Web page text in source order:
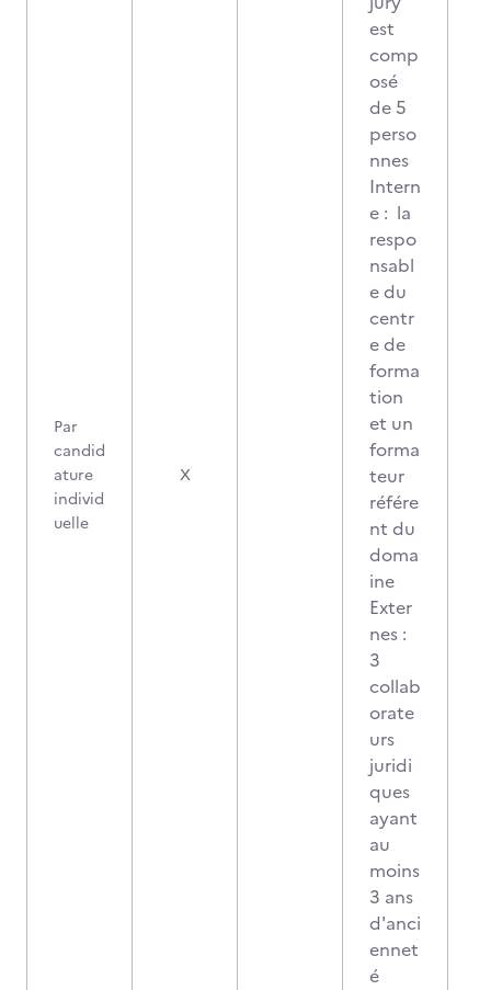
Par
candid
ature
individ
uelle
X
est
comp
osé
de 5
perso
nnes
Intern
e : la
respo
nsabl
e du
centr
e de
forma
tion
et un
forma
teur
référe
nt du
doma
ine
Exter
nes :
3
collab
orate
urs
juridi
ques
ayant
au
moins
3 ans
d'anci
ennet
é